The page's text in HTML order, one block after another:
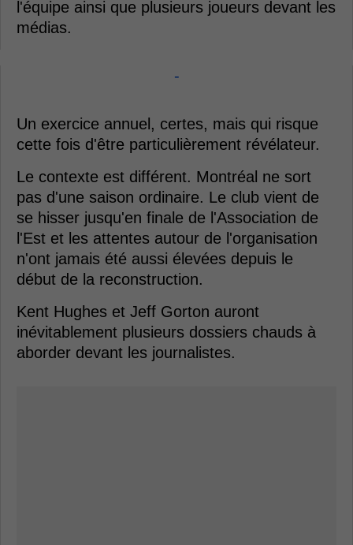
l'équipe ainsi que plusieurs joueurs devant les
médias.
-
Un exercice annuel, certes, mais qui risque
cette fois d'être particulièrement révélateur.
Le contexte est différent. Montréal ne sort
pas d'une saison ordinaire. Le club vient de
se hisser jusqu'en finale de l'Association de
l'Est et les attentes autour de l'organisation
n'ont jamais été aussi élevées depuis le
début de la reconstruction.
Kent Hughes et Jeff Gorton auront
inévitablement plusieurs dossiers chauds à
aborder devant les journalistes.